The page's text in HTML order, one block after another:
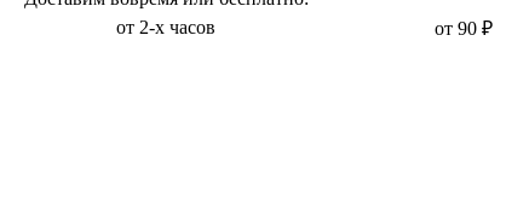
от 2-х часов от 90 ₽